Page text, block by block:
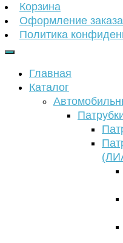
Корзина
Оформление заказа
Политика
Главная
Каталог